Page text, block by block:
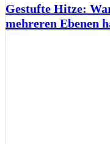
Gestufte Hitze:
mehreren Ebenen